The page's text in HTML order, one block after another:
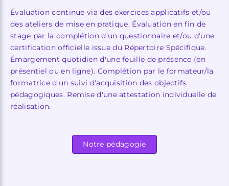
Évaluation continue via des exercices applicatifs et/ou
des ateliers de mise en pratique. Évaluation en fin de
stage par la complétion d'un questionnaire et/ou d'une
certification officielle issue du Répertoire Spécifique.
Émargement quotidien d'une feuille de présence (en
présentiel ou en ligne). Complétion par le formateur/la
formatrice d'un suivi d'acquisition des objectifs
pédagogiques. Remise d'une attestation individuelle de
réalisation.
Notre pédagogie